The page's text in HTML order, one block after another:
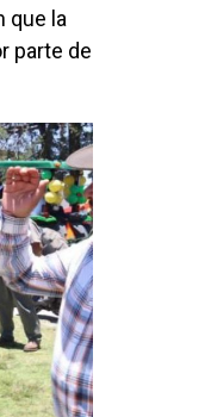
que la
parte de